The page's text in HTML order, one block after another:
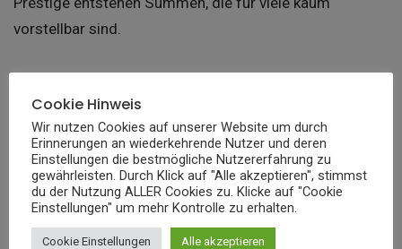
vorstellbar sind.
FAQs: „Wie teuer ist das
teuerste Pferd der Welt“
Was ist aktuell das teuerste
Pferd?
Cookie Hinweis
Wir nutzen Cookies auf unserer Website um durch
Erinnerungen an wiederkehrende Nutzer und deren
Einstellungen die bestmögliche Nutzererfahrung zu
gewährleisten. Durch Klick auf "Alle akzeptieren", stimmst
du der Nutzung ALLER Cookies zu. Klicke auf "Cookie
Einstellungen" um mehr Kontrolle zu erhalten.
Cookie Einstellungen Alle akzeptieren